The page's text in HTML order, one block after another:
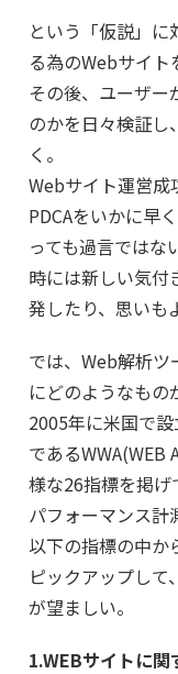
という「仮説」
る為のWebサイト
その後、ユーザー
のかを日々検証し
く。
Webサイト運営成
PDCAをいかに早
っても過言ではな
時には新しい気付
発したり、思いも
では、Web解析
にどのようなもの
2005年に米国で
である
様な26指標を掲げ
パフォーマンス計
以下の指標の中か
ピックアップして
が望ましい。
1.WEBサイトに